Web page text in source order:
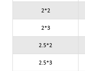
2*2
2*3
2.5*2
2.5*3